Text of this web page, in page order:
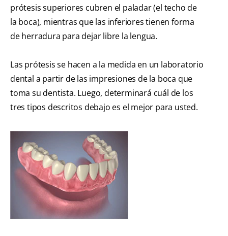
prótesis superiores cubren el paladar (el techo de
la boca), mientras que las inferiores tienen forma
de herradura para dejar libre la lengua.
Las prótesis se hacen a la medida en un laboratorio
dental a partir de las impresiones de la boca que
toma su dentista. Luego, determinará cuál de los
tres tipos descritos debajo es el mejor para usted.